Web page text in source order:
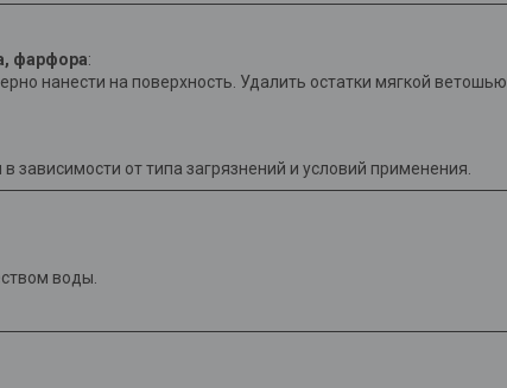
фарфора:
нанести на поверхность. Удалить остатки мягкой ветошью.
от типа загрязнений и условий применения.
воды.